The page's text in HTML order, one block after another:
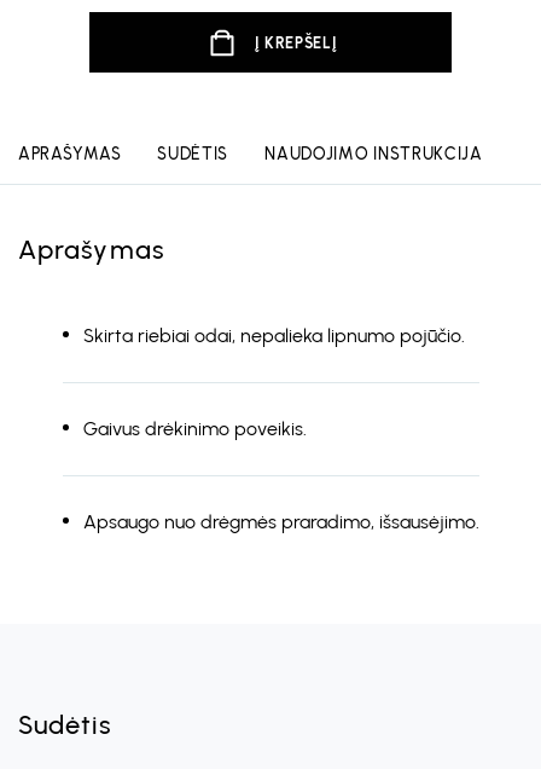
Į KREPŠELĮ
APRAŠYMAS SUDĖTIS NAUDOJIMO INSTRUKCIJA
Aprašymas
Skirta riebiai odai, nepalieka lipnumo pojūčio.
Gaivus drėkinimo poveikis.
Apsaugo nuo drėgmės praradimo, išsausėjimo.
Sudėtis